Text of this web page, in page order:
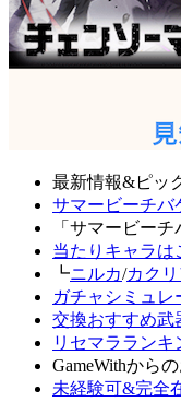
最新情報&ピッ
サマービーチバ
「サマービー
当たりキャラは
┗ニルカ/カク
ガチャシミュレ
交換おすすめ武
リセマラランキ
GameWithから
未経験可&完全